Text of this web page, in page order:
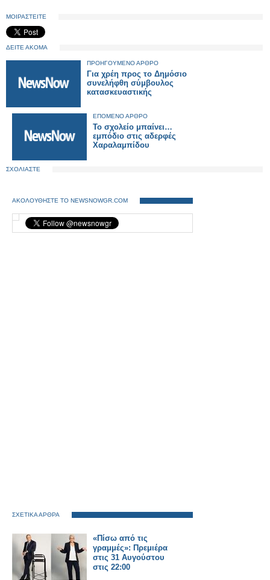
ΜΟΙΡΑΣΤΕΙΤΕ
ΔΕΙΤΕ ΑΚΟΜΑ
ΠΡΟΗΓΟΥΜΕΝΟ ΑΡΘΡΟ
Για χρέη προς το Δημόσιο
συνελήφθη σύμβουλος
κατασκευαστικής
ΕΠΟΜΕΝΟ ΑΡΘΡΟ
Το σχολείο μπαίνει…
εμπόδιο στις αδερφές
Χαραλαμπίδου
ΣΧΟΛΙΑΣΤΕ
ΑΚΟΛΟΥΘΗΣΤΕ ΤΟ NEWSNOWGR.COM
ΣΧΕΤΙΚΑ ΑΡΘΡΑ
«Πίσω από τις
γραμμές»: Πρεμιέρα
στις 31 Αυγούστου
στις 22:00